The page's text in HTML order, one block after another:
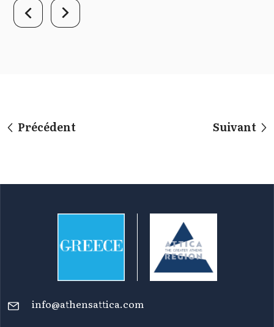
Précédent Suivant
info@athensattica.com